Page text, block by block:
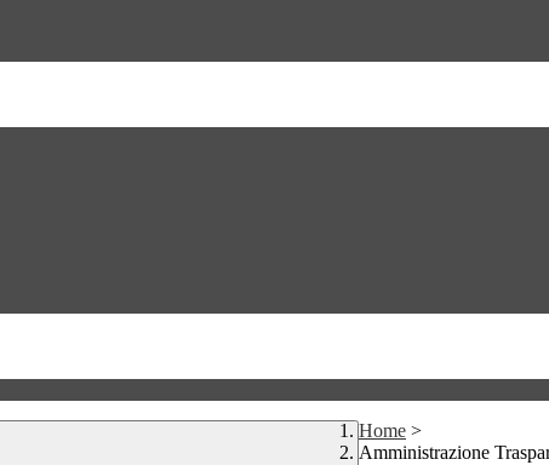
Home >
Amministrazione